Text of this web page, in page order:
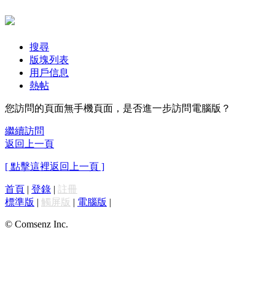
搜尋
版塊列表
用戶信息
熱帖
您訪問的頁面無手機頁面，是否進一步訪問電腦版？
繼續訪問
返回上一頁
[ 點擊這裡返回上一頁 ]
首頁 | 登錄 | 註冊
標準版 | 觸屏版 | 電腦版 |
© Comsenz Inc.